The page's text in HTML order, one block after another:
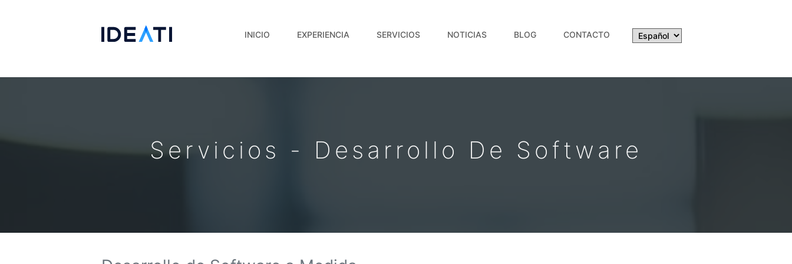
INICIO EXPERIENCIA SERVICIOS NOTICIAS BLOG CONTACTO
Servicios - Desarrollo De Software